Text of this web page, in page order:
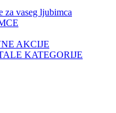
AKCIJE
KATEGORIJE